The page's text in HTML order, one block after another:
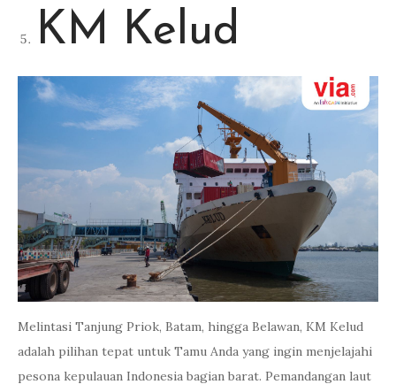
KM Kelud
Melintasi Tanjung Priok, Batam, hingga Belawan, KM Kelud
adalah pilihan tepat untuk Tamu Anda yang ingin menjelajahi
pesona kepulauan Indonesia bagian barat. Pemandangan laut